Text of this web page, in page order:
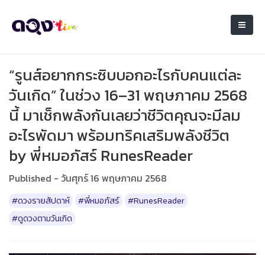
“รูนส์อยากกระซิบบอกอะไรกับคนแต่ละ
วันเกิด” ในช่วง 16–31 พฤษภาคม 2568
นี้ มาเช็กพลังกันเลยว่าชีวิตคุณจะมีลม
อะไรพัดมา พร้อมทริคเสริมพลังชีวิต​
by พี่หมอภัสร์ RunesReader
Published - วันศุกร์ 16 พฤษภาคม 2568
#ดวงรายสัปดาห์ #พี่หมอภัสร์
#RunesReader
#ดูดวงตามวันเกิด